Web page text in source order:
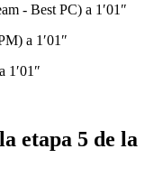
- Best PC) a 1′01″
a 1′01″
1′01″
etapa 5 de la